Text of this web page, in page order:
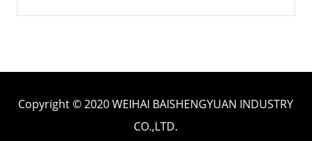
Copyright © 2020 WEIHAI BAISHENGYUAN INDUSTRY
CO.,LTD.